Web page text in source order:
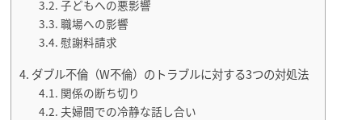
子どもへの悪影響
職場への影響
慰謝料請求
ダブル不倫（W不倫）のトラブルに対する3つの対処法
関係の断ち切り
夫婦間での冷静な話し合い